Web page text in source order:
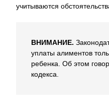
учитываются
ВНИМАНИЕ.
уплаты алиментов
ребенка. Об этом
кодекса.